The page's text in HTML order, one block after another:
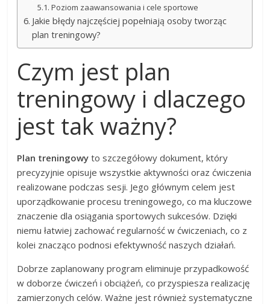
Poziom zaawansowania i cele sportowe
Jakie błędy najczęściej popełniają osoby tworząc
plan treningowy?
Czym jest plan
treningowy i dlaczego
jest tak ważny?
Plan treningowy to szczegółowy dokument, który
precyzyjnie opisuje wszystkie aktywności oraz ćwiczenia
realizowane podczas sesji. Jego głównym celem jest
uporządkowanie procesu treningowego, co ma kluczowe
znaczenie dla osiągania sportowych sukcesów. Dzięki
niemu łatwiej zachować regularność w ćwiczeniach, co z
kolei znacząco podnosi efektywność naszych działań.
Dobrze zaplanowany program eliminuje przypadkowość
w doborze ćwiczeń i obciążeń, co przyspiesza realizację
zamierzonych celów. Ważne jest również systematyczne